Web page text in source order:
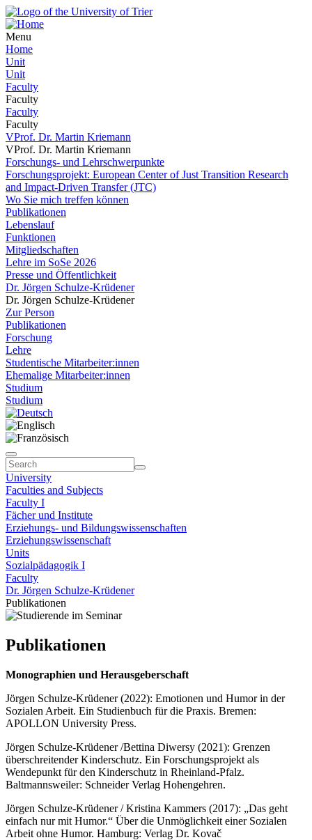
Menu
Home
Unit
Unit
Faculty
Faculty
Faculty
Faculty
VProf. Dr. Martin Kriemann
VProf. Dr. Martin Kriemann
Forschungs- und Lehrschwerpunkte
Forschungsprojekt: European Center of Just Transition Research
and Impact-Driven Transfer (JTC)
Wo Sie mich treffen können
Publikationen
Lebenslauf
Funktionen
Mitgliedschaften
Lehre im SoSe 2026
Presse und Öffentlichkeit
Dr. Jörgen Schulze-Krüdener
Dr. Jörgen Schulze-Krüdener
Zur Person
Publikationen
Forschung
Lehre
Studentische Mitarbeiter:innen
Ehemalige Mitarbeiter:innen
Studium
Studium
University
Faculties and Subjects
Faculty I
Fächer und Institute
Erziehungs- und Bildungswissenschaften
Erziehungswissenschaft
Units
Sozialpädagogik I
Faculty
Dr. Jörgen Schulze-Krüdener
Publikationen
Publikationen
Monographien und Herausgeberschaft
Jörgen Schulze-Krüdener (2022): Emotionen und Humor in der
Sozialen Arbeit. Ein Studienbuch für die Praxis. Bremen:
APOLLON University Press.
Jörgen Schulze-Krüdener /Bettina Diwersy (2021): Grenzen
überschreitender Kinderschutz. Ein Forschungsprojekt als
Wendepunkt für den Kinderschutz in Rheinland-Pfalz.
Baltmannsweiler: Schneider Verlag Hohengehren.
Jörgen Schulze-Krüdener / Kristina Kammers (2017): „Das geht
einfach nur mit Humor.“ Über die Unmöglichkeit einer Sozialen
Arbeit ohne Humor. Hamburg: Verlag Dr. Kovač